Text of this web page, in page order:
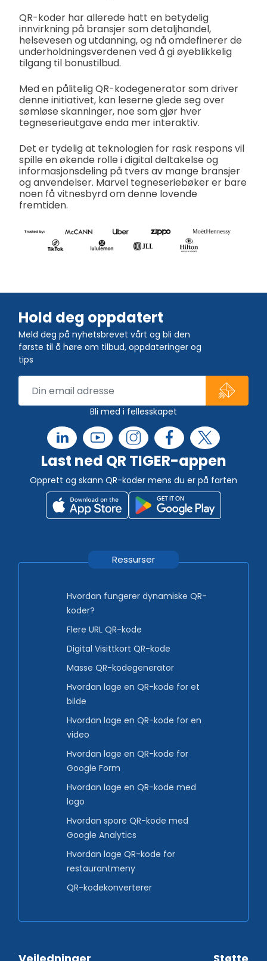
QR-koder har allerede hatt en betydelig
innvirkning på bransjer som detaljhandel,
helsevesen og utdanning, og nå omdefinerer de
underholdningsverdenen ved å gi øyeblikkelig
tilgang til bonustilbud.
Med en pålitelig QR-kodegenerator som driver
denne initiativet, kan leserne glede seg over
sømløse skanninger, noe som gjør hver
tegneserieutgave enda mer interaktiv.
Det er tydelig at teknologien for rask respons vil
spille en økende rolle i digital deltakelse og
informasjonsdeling på tvers av mange bransjer
og anvendelser. Marvel tegneseriebøker er bare
noen få vitnesbyrd om denne lovende
fremtiden.
Hold deg oppdatert
Meld deg på nyhetsbrevet vårt og bli den
første til å høre om tilbud, oppdateringer og
tips
Bli med i fellesskapet
Last ned QR TIGER-appen
Opprett og skann QR-koder mens du er på farten
Ressurser
Hvordan fungerer dynamiske QR-
koder?
Flere URL QR-kode
Digital Visittkort QR-kode
Masse QR-kodegenerator
Hvordan lage en QR-kode for et
bilde
Hvordan lage en QR-kode for en
video
Hvordan lage en QR-kode for
Google Form
Hvordan lage en QR-kode med
logo
Hvordan spore QR-kode med
Google Analytics
Hvordan lage QR-kode for
restaurantmeny
QR-kodekonverterer